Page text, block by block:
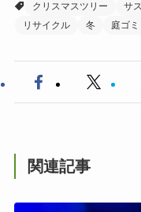
クリスマスツリー
サ
リサイクル
冬 庭ゴミ
関連記事